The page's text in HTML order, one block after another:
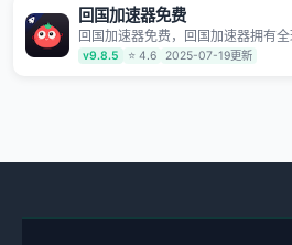
服7*24小时服务。
回国加速器免费
回国加速器免费，回国加速器拥有
运营商专线不卡顿超稳定，专为海外
造，帮助海外华人免除地域限制，随
v9.8.5 ⭐ 4.6 2025-07-19更新